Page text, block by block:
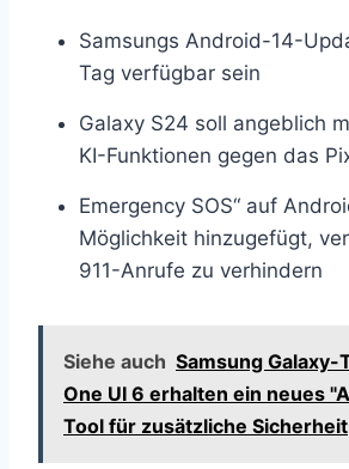
Samsungs Android-14-
Tag verfügbar sein
Galaxy S24 soll angeblich
KI-Funktionen gegen das
Emergency SOS“ auf
Möglichkeit hinzugefügt,
911-Anrufe zu verhindern
Siehe auch Samsung Galaxy-
One UI 6 erhalten ein neues
Tool für zusätzliche Sicherheit